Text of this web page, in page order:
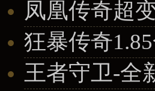
凤凰传奇超
狂暴传奇
王者守卫-全